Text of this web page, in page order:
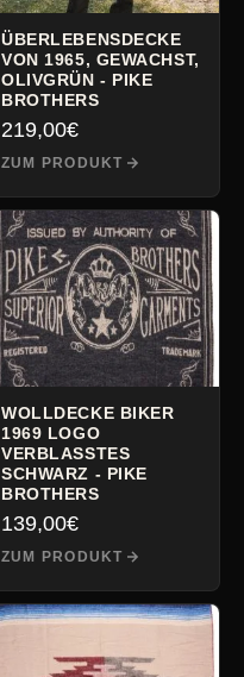
ÜBERLEBENSDECKE
VON 1965, GEWACHST,
OLIVGRÜN - PIKE
BROTHERS
219,00€
ZUM PRODUKT
WOLLDECKE BIKER
1969 LOGO
VERBLASSTES
SCHWARZ - PIKE
BROTHERS
139,00€
ZUM PRODUKT